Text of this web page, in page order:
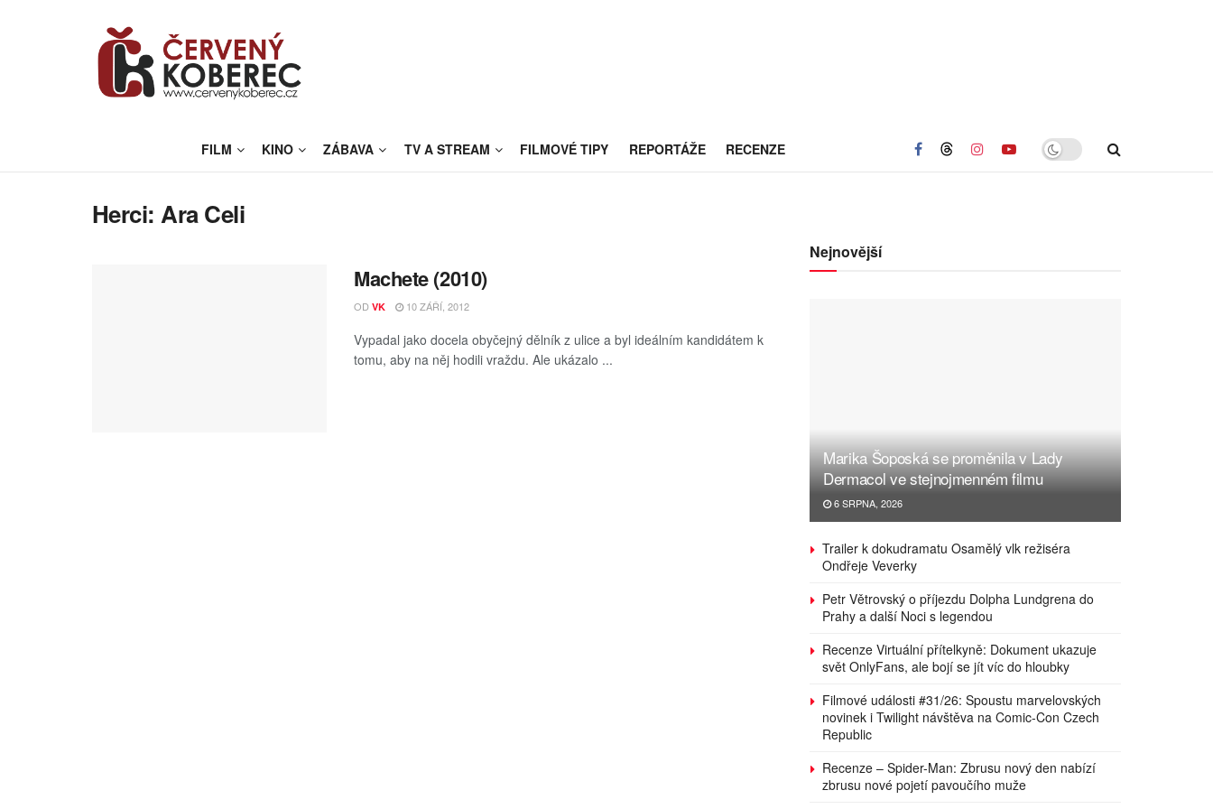
FILM KINO ZÁBAVA TV A STREAM FILMOVÉ TIPY REPORTÁŽE RECENZE
Herci:Ara Celi
Machete (2010)
OD VK 10 ZÁŘÍ, 2012
Vypadal jako docela obyčejný dělník z ulice a byl ideálním kandidátem k
tomu, aby na něj hodili vraždu. Ale ukázalo ...
Nejnovější
Marika Šoposká se proměnila v Lady
Dermacol ve stejnojmenném filmu
6 SRPNA, 2026
Trailer k dokudramatu Osamělý vlk režiséra
Ondřeje Veverky
Petr Větrovský o příjezdu Dolpha Lundgrena do
Prahy a další Noci s legendou
Recenze Virtuální přítelkyně: Dokument ukazuje
svět OnlyFans, ale bojí se jít víc do hloubky
Filmové události #31/26: Spoustu marvelovských
novinek i Twilight návštěva na Comic-Con Czech
Republic
Recenze – Spider-Man: Zbrusu nový den nabízí
zbrusu nové pojetí pavoučího muže